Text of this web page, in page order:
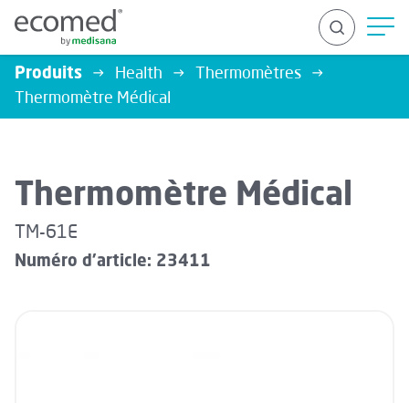
Produits Health
Thermomètres
Thermomètre Médical
Thermomètre Médical
TM-61E
Numéro d'article: 23411